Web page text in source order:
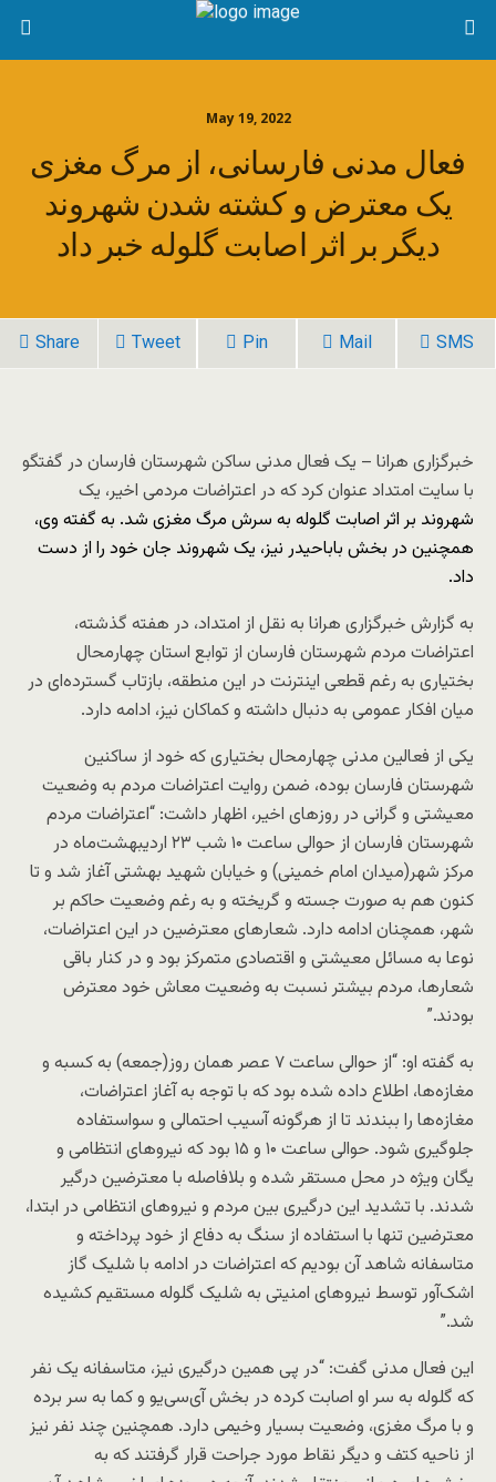
May 19, 2022
فعال مدنی فارسانی، از مرگ مغزی
یک معترض و کشته شدن شهروند
دیگر بر اثر اصابت گلوله خبر داد
Share Tweet Pin Mail SMS
خبرگزاری هرانا – یک فعال مدنی ساکن شهرستان فارسان در گفتگو
با سایت امتداد عنوان کرد که در اعتراضات مردمی اخیر، یک
شهروند بر اثر اصابت گلوله به سرش مرگ مغزی شد. به گفته وی،
همچنین در بخش باباحیدر نیز، یک شهروند جان خود را از دست
داد.
به گزارش خبرگزاری هرانا به نقل از امتداد، در هفته گذشته،
اعتراضات مردم شهرستان فارسان از توابع استان چهارمحال
بختیاری به رغم قطعی اینترنت در این منطقه، بازتاب گسترده‌ای در
میان افکار عمومی به دنبال داشته و کماکان نیز، ادامه دارد.
یکی از فعالین مدنی چهارمحال بختیاری که خود از ساکنین
شهرستان فارسان بوده، ضمن روایت اعتراضات مردم به وضعیت
معیشتی و گرانی در روزهای اخیر، اظهار داشت: “اعتراضات مردم
شهرستان فارسان از حوالی ساعت ۱۰ شب ۲۳ اردیبهشت‌ماه در
مرکز شهر(میدان امام خمینی) و خیابان شهید بهشتی آغاز شد و تا
کنون هم به صورت جسته و گریخته و به رغم وضعیت حاکم بر
شهر، همچنان ادامه دارد. شعارهای معترضین در این اعتراضات،
نوعا به مسائل معیشتی و اقتصادی متمرکز بود و در کنار باقی
شعارها، مردم بیشتر نسبت به وضعیت معاش خود معترض
بودند.”
به گفته او: “از حوالی ساعت ۷ عصر همان روز(جمعه) به کسبه و
مغازه‌ها، اطلاع داده شده بود که با توجه به آغاز اعتراضات،
مغازه‌ها را ببندند تا از هرگونه آسیب احتمالی و سواستفاده
جلوگیری شود. حوالی ساعت ۱۰ و ۱۵ بود که نیروهای انتظامی و
یگان ویژه در محل مستقر شده و بلافاصله با معترضین درگیر
شدند. با تشدید این درگیری بین مردم و نیروهای انتظامی در ابتدا،
معترضین تنها با استفاده از سنگ به دفاع از خود پرداخته و
متاسفانه شاهد آن بودیم که اعتراضات در ادامه با شلیک گاز
اشک‌آور توسط نیروهای امنیتی به شلیک گلوله مستقیم کشیده
شد.”
این فعال مدنی گفت: “در پی همین درگیری نیز، متاسفانه یک نفر
که گلوله به سر او اصابت کرده در بخش آی‌سی‌یو و کما به سر برده
و با مرگ مغزی، وضعیت بسیار وخیمی دارد. همچنین چند نفر نیز
از ناحیه کتف و دیگر نقاط مورد جراحت قرار گرفتند که به